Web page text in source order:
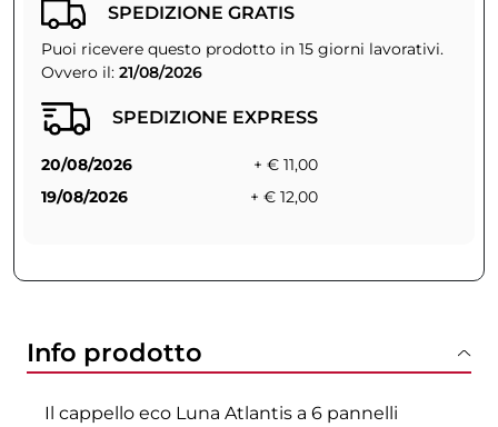
SPEDIZIONE GRATIS
Puoi ricevere questo prodotto in 15 giorni lavorativi.
Ovvero il: 21/08/2026
SPEDIZIONE EXPRESS
20/08/2026
+ € 11,00
19/08/2026
+ € 12,00
Info prodotto
Il cappello eco Luna Atlantis a 6 pannelli